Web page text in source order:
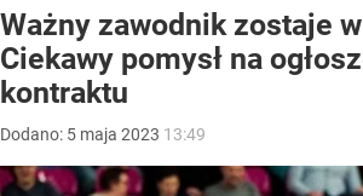
Ważny zawodnik zostaje
Ciekawy pomysł na
kontraktu
Dodano: 5 maja 2023 13:49